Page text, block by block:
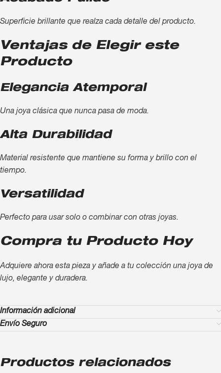
Superficie brillante que realza cada detalle del producto.
Ventajas de Elegir este
Producto
Elegancia Atemporal
Una joya clásica que nunca pasa de moda.
Alta Durabilidad
Material resistente que mantiene su forma y brillo con el
tiempo.
Versatilidad
Perfecto para usar solo o combinar con otras joyas.
Compra tu Producto Hoy
Adquiere ahora esta pieza y añade a tu colección una joya de
lujo, elegante y duradera.
Información adicional
Envío Seguro
Productos relacionados